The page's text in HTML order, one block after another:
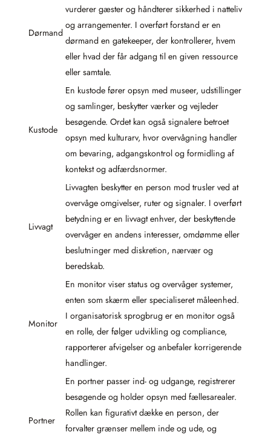
Dørmand
vurderer gæster og håndterer sikkerhed i natteliv
og arrangementer. I overført forstand er en
dørmand en gatekeeper, der kontrollerer, hvem
eller hvad der får adgang til en given ressource
eller samtale.
Kustode
En kustode fører opsyn med museer, udstillinger
og samlinger, beskytter værker og vejleder
besøgende. Ordet kan også signalere betroet
opsyn med kulturarv, hvor overvågning handler
om bevaring, adgangskontrol og formidling af
kontekst og adfærdsnormer.
Livvagt
Livvagten beskytter en person mod trusler ved at
overvåge omgivelser, ruter og signaler. I overført
betydning er en livvagt enhver, der beskyttende
overvåger en andens interesser, omdømme eller
beslutninger med diskretion, nærvær og
beredskab.
Monitor
En monitor viser status og overvåger systemer,
enten som skærm eller specialiseret måleenhed.
I organisatorisk sprogbrug er en monitor også
en rolle, der følger udvikling og compliance,
rapporterer afvigelser og anbefaler korrigerende
handlinger.
Portner
En portner passer ind- og udgange, registrerer
besøgende og holder opsyn med fællesarealer.
Rollen kan figurativt dække en person, der
forvalter grænser mellem inde og ude, og